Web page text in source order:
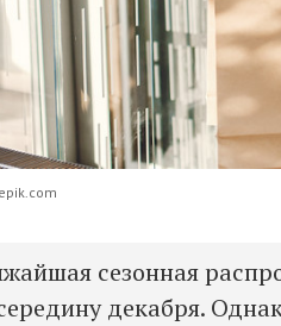
сезонная
декабря.